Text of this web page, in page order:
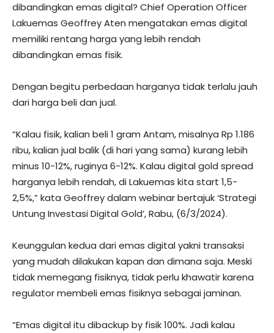
dibandingkan emas digital? Chief Operation Officer
Lakuemas Geoffrey Aten mengatakan emas digital
memiliki rentang harga yang lebih rendah
dibandingkan emas fisik.
Dengan begitu perbedaan harganya tidak terlalu jauh
dari harga beli dan jual.
“Kalau fisik, kalian beli 1 gram Antam, misalnya Rp 1.186
ribu, kalian jual balik (di hari yang sama) kurang lebih
minus 10-12%, ruginya 6-12%. Kalau digital gold spread
harganya lebih rendah, di Lakuemas kita start 1,5-
2,5%,” kata Geoffrey dalam webinar bertajuk ‘Strategi
Untung Investasi Digital Gold’, Rabu, (6/3/2024).
Keunggulan kedua dari emas digital yakni transaksi
yang mudah dilakukan kapan dan dimana saja. Meski
tidak memegang fisiknya, tidak perlu khawatir karena
regulator membeli emas fisiknya sebagai jaminan.
“Emas digital itu dibackup by fisik 100%. Jadi kalau